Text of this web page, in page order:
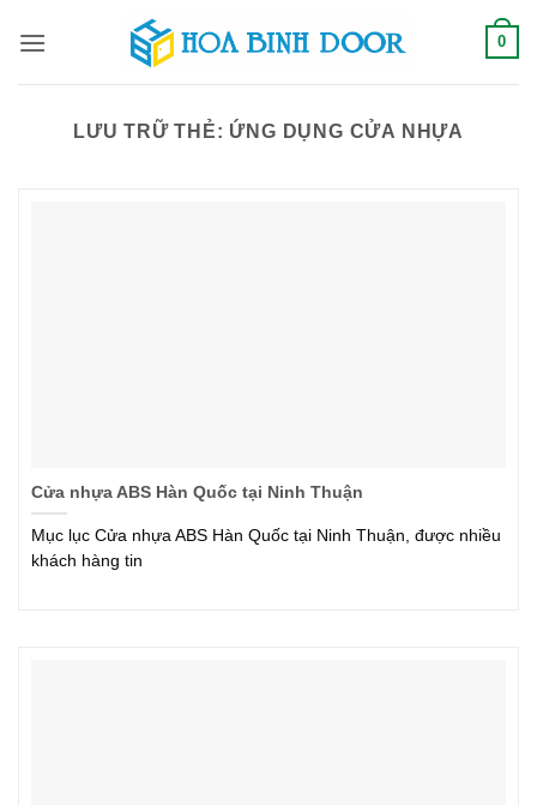
qua
0
LƯU TRỮ THẺ: ỨNG DỤNG CỬA NHỰA
Cửa nhựa ABS Hàn Quốc tại Ninh Thuận
Mục lục Cửa nhựa ABS Hàn Quốc tại Ninh Thuận, được nhiều
khách hàng tin